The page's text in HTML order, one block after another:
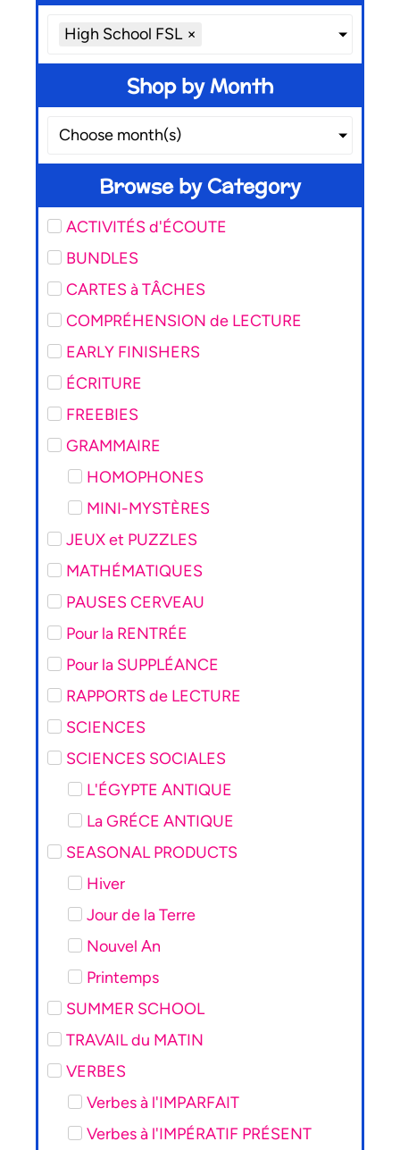
High School FSL ×
Shop by Month
Choose month(s)
Browse by Category
ACTIVITÉS d'ÉCOUTE
BUNDLES
CARTES à TÂCHES
COMPRÉHENSION de LECTURE
EARLY FINISHERS
ÉCRITURE
FREEBIES
GRAMMAIRE
HOMOPHONES
MINI-MYSTÈRES
JEUX et PUZZLES
MATHÉMATIQUES
PAUSES CERVEAU
Pour la RENTRÉE
Pour la SUPPLÉANCE
RAPPORTS de LECTURE
SCIENCES
SCIENCES SOCIALES
L'ÉGYPTE ANTIQUE
La GRÉCE ANTIQUE
SEASONAL PRODUCTS
Hiver
Jour de la Terre
Nouvel An
Printemps
SUMMER SCHOOL
TRAVAIL du MATIN
VERBES
Verbes à l'IMPARFAIT
Verbes à l'IMPÉRATIF PRÉSENT